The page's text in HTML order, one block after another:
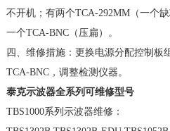
不开机；有两个TCA-292MM（一个
一个TCA-BNC（压扁）。
四、维修措施：更换电源分配控制板
TCA-BNC，调整检测仪器。
泰克示波器全系列可维修型号
TBS1000系列示波器维修：